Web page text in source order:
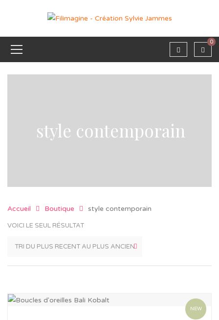
0
style contemporain
Accueil Boutique style contemporain
VOICI LE SEUL RÉSULTAT
NEW